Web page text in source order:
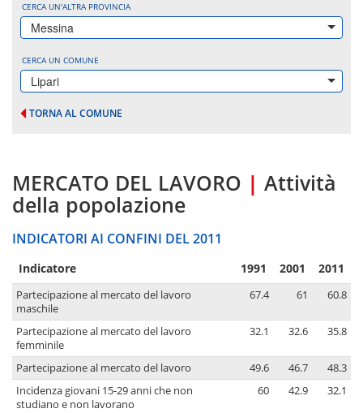
CERCA UN'ALTRA PROVINCIA
Messina
CERCA UN COMUNE
Lipari
TORNA AL COMUNE
MERCATO DEL LAVORO | Attività
della popolazione
INDICATORI AI CONFINI DEL 2011
Indicatore 1991 2001 2011
Partecipazione al mercato del lavoro
maschile
67.4 61 60.8
Partecipazione al mercato del lavoro
femminile
32.1 32.6 35.8
Partecipazione al mercato del lavoro 49.6 46.7
48.3
Incidenza giovani 15-29 anni che non
studiano e non lavorano
60 42.9 32.1